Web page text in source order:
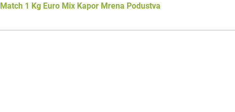
Match 1 Kg Euro Mix Kapor Mrena Podustva